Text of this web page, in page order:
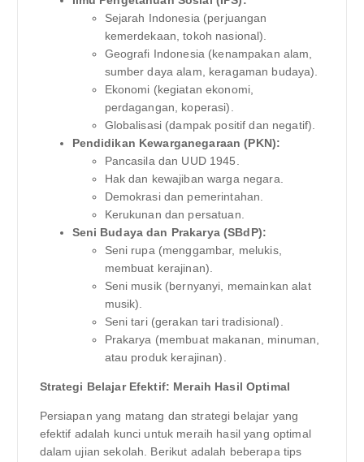
Sejarah Indonesia (perjuangan
kemerdekaan, tokoh nasional).
Geografi Indonesia (kenampakan alam,
sumber daya alam, keragaman budaya).
Ekonomi (kegiatan ekonomi,
perdagangan, koperasi).
Globalisasi (dampak positif dan negatif).
Pendidikan Kewarganegaraan (PKN):
Pancasila dan UUD 1945.
Hak dan kewajiban warga negara.
Demokrasi dan pemerintahan.
Kerukunan dan persatuan.
Seni Budaya dan Prakarya (SBdP):
Seni rupa (menggambar, melukis,
membuat kerajinan).
Seni musik (bernyanyi, memainkan alat
musik).
Seni tari (gerakan tari tradisional).
Prakarya (membuat makanan, minuman,
atau produk kerajinan).
Strategi Belajar Efektif: Meraih Hasil Optimal
Persiapan yang matang dan strategi belajar yang
efektif adalah kunci untuk meraih hasil yang optimal
dalam ujian sekolah. Berikut adalah beberapa tips